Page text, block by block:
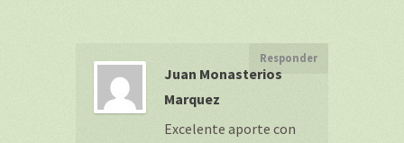
Juan Monasterios
Marquez
Responder
Excelente aporte con